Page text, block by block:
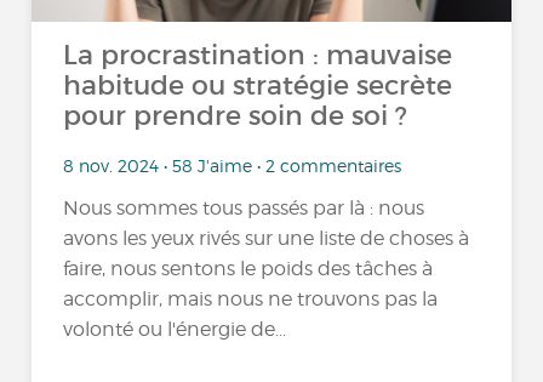
La procrastination : mauvaise
habitude ou stratégie secrète
pour prendre soin de soi ?
8 nov. 2024 • 58 J'aime • 2 commentaires
Nous sommes tous passés par là : nous
avons les yeux rivés sur une liste de choses à
faire, nous sentons le poids des tâches à
accomplir, mais nous ne trouvons pas la
volonté ou l'énergie de...